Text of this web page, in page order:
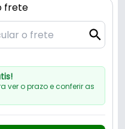
frete
ver o prazo e conferir as